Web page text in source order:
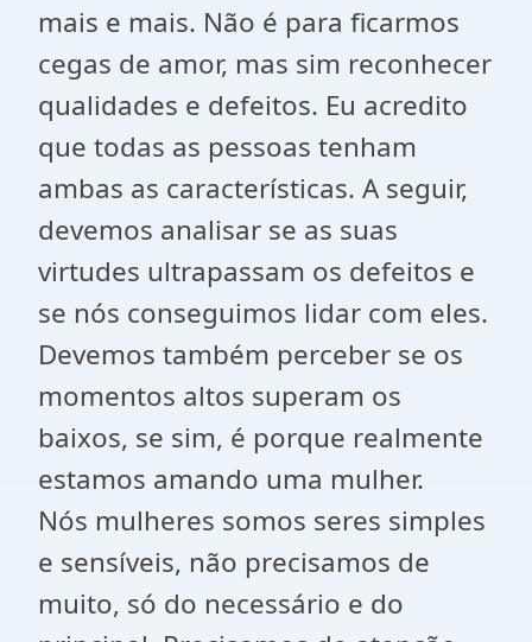
mais e mais. Não é para ficarmos
cegas de amor, mas sim reconhecer
qualidades e defeitos. Eu acredito
que todas as pessoas tenham
ambas as características. A seguir,
devemos analisar se as suas
virtudes ultrapassam os defeitos e
se nós conseguimos lidar com eles.
Devemos também perceber se os
momentos altos superam os
baixos, se sim, é porque realmente
estamos amando uma mulher.
Nós mulheres somos seres simples
e sensíveis, não precisamos de
muito, só do necessário e do